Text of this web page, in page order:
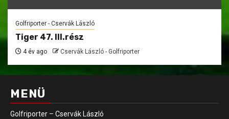
Golfriporter - Cservák László
Tiger 47. III.rész
4 év ago Cservák László - Golfriporter
MENÜ
Golfriporter – Cservák László